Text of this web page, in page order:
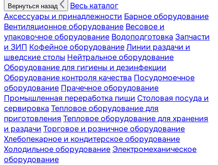
Вернуться назад
Весь каталог
Аксессуары и принадлежности Барное оборудование
Вентиляционное оборудование Весовое и
упаковочное оборудование Водоподготовка Запчасти
и ЗИП Кофейное оборудованиеЛинии раздачи и
шведские столы Нейтральное оборудование
Оборудование для гигиены и дезинфекции
Оборудование контроля качества Посудомоечное
оборудование Прачечное оборудование
Промышленная переработка пищи Столовая посуда и
сервировка Тепловое оборудование для
приготовления Тепловое оборудование для хранения
и раздачи Торговое и розничное оборудование
Хлебопекарное и кондитерское оборудование
Холодильное оборудование Электромеханическое
оборудование